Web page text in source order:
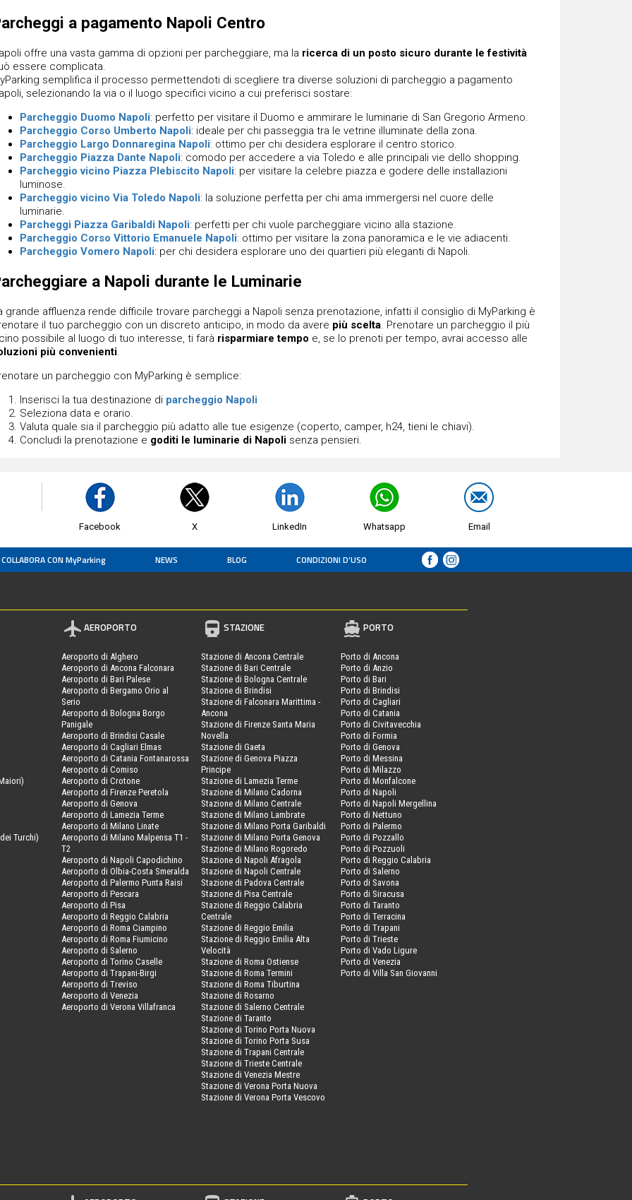
a pagamento Napoli Centro
offre una vasta gamma di opzioni per parcheggiare, ma la ricerca di un posto sicuro durante le festività
essere complicata.
semplifica il processo permettendoti di scegliere tra diverse soluzioni di parcheggio a pagamento
selezionando la via o il luogo specifici vicino a cui preferisci sostare:
Parcheggio Duomo Napoli: perfetto per visitare il Duomo e ammirare le luminarie di San Gregorio Armeno.
Parcheggio Corso Umberto Napoli: ideale per chi passeggia tra le vetrine illuminate della zona.
Parcheggio Largo Donnaregina Napoli: ottimo per chi desidera esplorare il centro storico.
Parcheggio Piazza Dante Napoli: comodo per accedere a via Toledo e alle principali vie dello shopping.
Parcheggio vicino Piazza Plebiscito Napoli: per visitare la celebre piazza e godere delle installazioni
luminose.
Parcheggio vicino Via Toledo Napoli: la soluzione perfetta per chi ama immergersi nel cuore delle
luminarie.
Parcheggi Piazza Garibaldi Napoli: perfetti per chi vuole parcheggiare vicino alla stazione.
Parcheggio Corso Vittorio Emanuele Napoli​: ottimo per visitare la zona panoramica e le vie adiacenti.
Parcheggio Vomero Napoli: per chi desidera esplorare uno dei quartieri più eleganti di Napoli.
a Napoli durante le Luminarie
grande affluenza rende difficile trovare parcheggi a Napoli senza prenotazione, infatti il consiglio di MyParking è
il tuo parcheggio con un discreto anticipo, in modo da avere più scelta. Prenotare un parcheggio il più
possibile al luogo di tuo interesse, ti farà risparmiare tempo e, se lo prenoti per tempo, avrai accesso alle
più convenienti.
un parcheggio con MyParking è semplice:
Inserisci la tua destinazione di parcheggio Napoli
Seleziona data e orario.
Valuta quale sia il parcheggio più adatto alle tue esigenze (coperto, camper, h24, tieni le chiavi).
Concludi la prenotazione e goditi le luminarie di Napolisenza pensieri.
Facebook X LinkedIn Whatsapp Email
COLLABORA CON MyParking NEWS BLOG CONDIZIONI D’USO
Turchi)
AEROPORTO
Aeroporto di Alghero
Aeroporto di Ancona Falconara
Aeroporto di Bari Palese
Aeroporto di Bergamo Orio al
Serio
Aeroporto di Bologna Borgo
Panigale
Aeroporto di Brindisi Casale
Aeroporto di Cagliari Elmas
Aeroporto di Catania Fontanarossa
Aeroporto di Comiso
Aeroporto di Crotone
Aeroporto di Firenze Peretola
Aeroporto di Genova
Aeroporto di Lamezia Terme
Aeroporto di Milano Linate
Aeroporto di Milano Malpensa T1 -
T2
Aeroporto di Napoli Capodichino
Aeroporto di Olbia-Costa Smeralda
Aeroporto di Palermo Punta Raisi
Aeroporto di Pescara
Aeroporto di Pisa
Aeroporto di Reggio Calabria
Aeroporto di Roma Ciampino
Aeroporto di Roma Fiumicino
Aeroporto di Salerno
Aeroporto di Torino Caselle
Aeroporto di Trapani-Birgi
Aeroporto di Treviso
Aeroporto di Venezia
Aeroporto di Verona Villafranca
STAZIONE
Stazione di Ancona Centrale
Stazione di Bari Centrale
Stazione di Bologna Centrale
Stazione di Brindisi
Stazione di Falconara Marittima -
Ancona
Stazione di Firenze Santa Maria
Novella
Stazione di Gaeta
Stazione di Genova Piazza
Principe
Stazione di Lamezia Terme
Stazione di Milano Cadorna
Stazione di Milano Centrale
Stazione di Milano Lambrate
Stazione di Milano Porta Garibaldi
Stazione di Milano Porta Genova
Stazione di Milano Rogoredo
Stazione di Napoli Afragola
Stazione di Napoli Centrale
Stazione di Padova Centrale
Stazione di Pisa Centrale
Stazione di Reggio Calabria
Centrale
Stazione di Reggio Emilia
Stazione di Reggio Emilia Alta
Velocità
Stazione di Roma Ostiense
Stazione di Roma Termini
Stazione di Roma Tiburtina
Stazione di Rosarno
Stazione di Salerno Centrale
Stazione di Taranto
Stazione di Torino Porta Nuova
Stazione di Torino Porta Susa
Stazione di Trapani Centrale
Stazione di Trieste Centrale
Stazione di Venezia Mestre
Stazione di Verona Porta Nuova
Stazione di Verona Porta Vescovo
PORTO
Porto di Ancona
Porto di Anzio
Porto di Bari
Porto di Brindisi
Porto di Cagliari
Porto di Catania
Porto di Civitavecchia
Porto di Formia
Porto di Genova
Porto di Messina
Porto di Milazzo
Porto di Monfalcone
Porto di Napoli
Porto di Napoli Mergellina
Porto di Nettuno
Porto di Palermo
Porto di Pozzallo
Porto di Pozzuoli
Porto di Reggio Calabria
Porto di Salerno
Porto di Savona
Porto di Siracusa
Porto di Taranto
Porto di Terracina
Porto di Trapani
Porto di Trieste
Porto di Vado Ligure
Porto di Venezia
Porto di Villa San Giovanni